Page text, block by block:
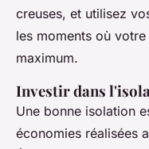
creuses, et utilisez
les moments où
maximum.
Investir dans
Une bonne isolation
économies réalisées